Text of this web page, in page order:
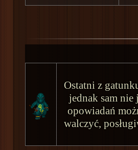
Ostatni z
jednak sam
opowiadań
walczyć,